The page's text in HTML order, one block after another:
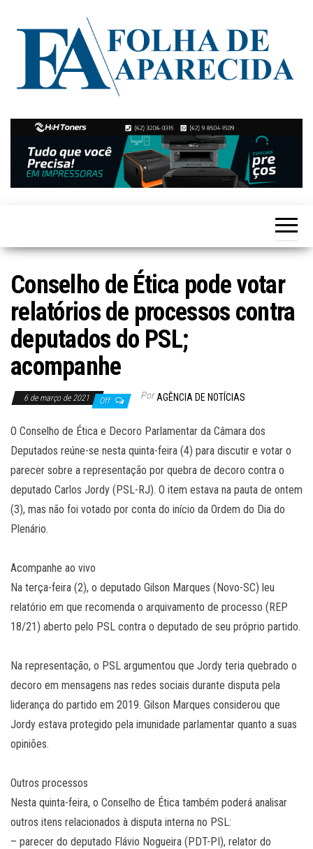
Folha de
Aparecida
Notícias
de
Aparecida
de
Goiânia
Conselho de Ética pode votar
relatórios de processos contra
deputados do PSL;
acompanhe
6 de março de 2021 Off Por AGÊNCIA DE NOTÍCIAS
O Conselho de Ética e Decoro Parlamentar da Câmara dos
Deputados reúne-se nesta quinta-feira (4) para discutir e votar o
parecer sobre a representação por quebra de decoro contra o
deputado Carlos Jordy (PSL-RJ). O item estava na pauta de ontem
(3), mas não foi votado por conta do início da Ordem do Dia do
Plenário.
Acompanhe ao vivo
Na terça-feira (2), o deputado Gilson Marques (Novo-SC) leu
relatório em que recomenda o arquivamento de processo (REP
18/21) aberto pelo PSL contra o deputado de seu próprio partido.
Na representação, o PSL argumentou que Jordy teria quebrado o
decoro em mensagens nas redes sociais durante disputa pela
liderança do partido em 2019. Gilson Marques considerou que
Jordy estava protegido pela imunidade parlamentar quanto a suas
opiniões.
Outros processos
Nesta quinta-feira, o Conselho de Ética também poderá analisar
outros itens relacionados à disputa interna no PSL:
– parecer do deputado Flávio Nogueira (PDT-PI), relator do